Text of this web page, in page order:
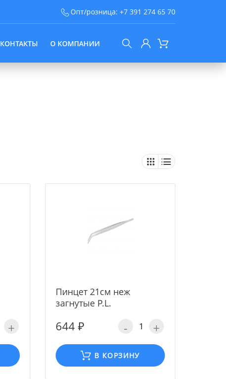
Опт/розница: +7 391 274 65 70
КОНТАКТЫ О КОМПАНИИ
+
Пинцет 21см неж
загнутые P.L.
644 ₽ - +
В КОРЗИНУ